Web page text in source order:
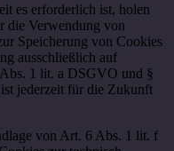
es erforderlich ist, holen
Verwendung von
Speicherung von Cookies
ausschließlich auf
1 lit. a DSGVO und §
jederzeit für die Zukunft
von Art. 6 Abs. 1 lit. f